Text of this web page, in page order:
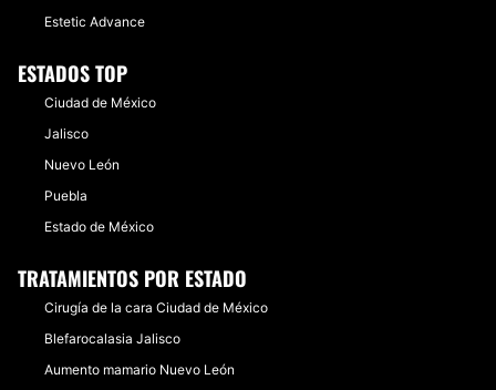
Estetic Advance
ESTADOS TOP
Ciudad de México
Jalisco
Nuevo León
Puebla
Estado de México
TRATAMIENTOS POR ESTADO
Cirugía de la cara Ciudad de México
Blefarocalasia Jalisco
Aumento mamario Nuevo León